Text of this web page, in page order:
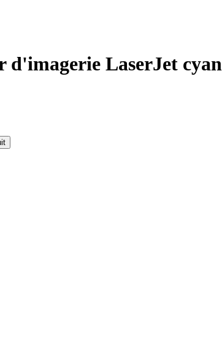
d'imagerie LaserJet cyan